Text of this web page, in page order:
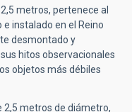
metros, pertenece al
instalado en el Reino
desmontado y
hitos observacionales
objetos más débiles
2,5 metros de diámetro,